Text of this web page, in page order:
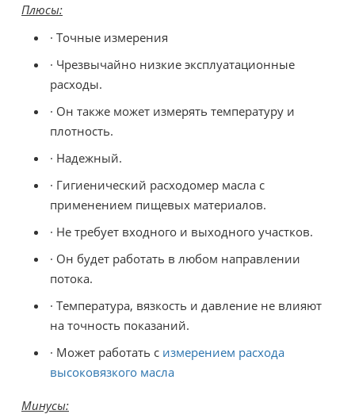
Плюсы:
· Точные измерения
· Чрезвычайно низкие эксплуатационные
расходы.
· Он также может измерять температуру и
плотность.
· Надежный.
· Гигиенический расходомер масла с
применением пищевых материалов.
· Не требует входного и выходного участков.
· Он будет работать в любом направлении
потока.
· Температура, вязкость и давление не влияют
на точность показаний.
· Может работать с измерением расхода
высоковязкого масла
Минусы: